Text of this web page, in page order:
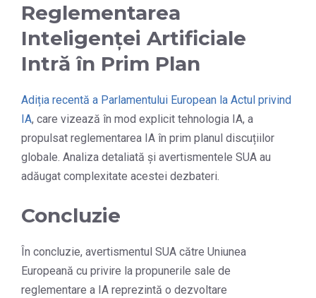
Reglementarea
Inteligenței Artificiale
Intră în Prim Plan
Adiția recentă a Parlamentului European la Actul privind
IA, care vizează în mod explicit tehnologia IA, a
propulsat reglementarea IA în prim planul discuțiilor
globale. Analiza detaliată și avertismentele SUA au
adăugat complexitate acestei dezbateri.
Concluzie
În concluzie, avertismentul SUA către Uniunea
Europeană cu privire la propunerile sale de
reglementare a IA reprezintă o dezvoltare